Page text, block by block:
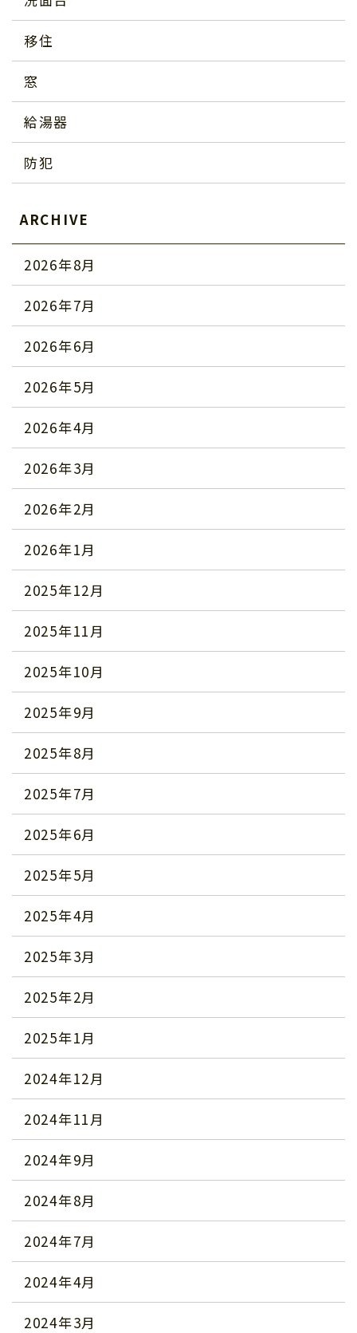
移住
窓
給湯器
防犯
ARCHIVE
2026年8月
2026年7月
2026年6月
2026年5月
2026年4月
2026年3月
2026年2月
2026年1月
2025年12月
2025年11月
2025年10月
2025年9月
2025年8月
2025年7月
2025年6月
2025年5月
2025年4月
2025年3月
2025年2月
2025年1月
2024年12月
2024年11月
2024年9月
2024年8月
2024年7月
2024年4月
2024年3月